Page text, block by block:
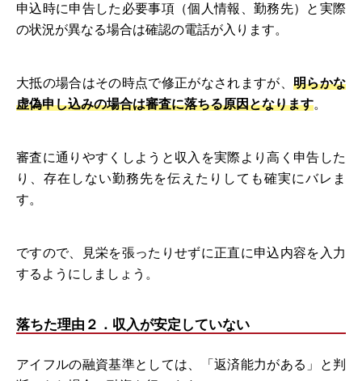
申込時に申告した必要事項（個人情報、勤務先）と実際
の状況が異なる場合は確認の電話が入ります。
大抵の場合はその時点で修正がなされますが、 明らかな
虚偽申し込みの場合は審査に落ちる原因となります。
審査に通りやすくしようと収入を実際より高く申告した
り、存在しない勤務先を伝えたりしても確実にバレま
す。
ですので、見栄を張ったりせずに正直に申込内容を入力
するようにしましょう。
落ちた理由２．収入が安定していない
アイフルの融資基準としては、「返済能力がある」と判